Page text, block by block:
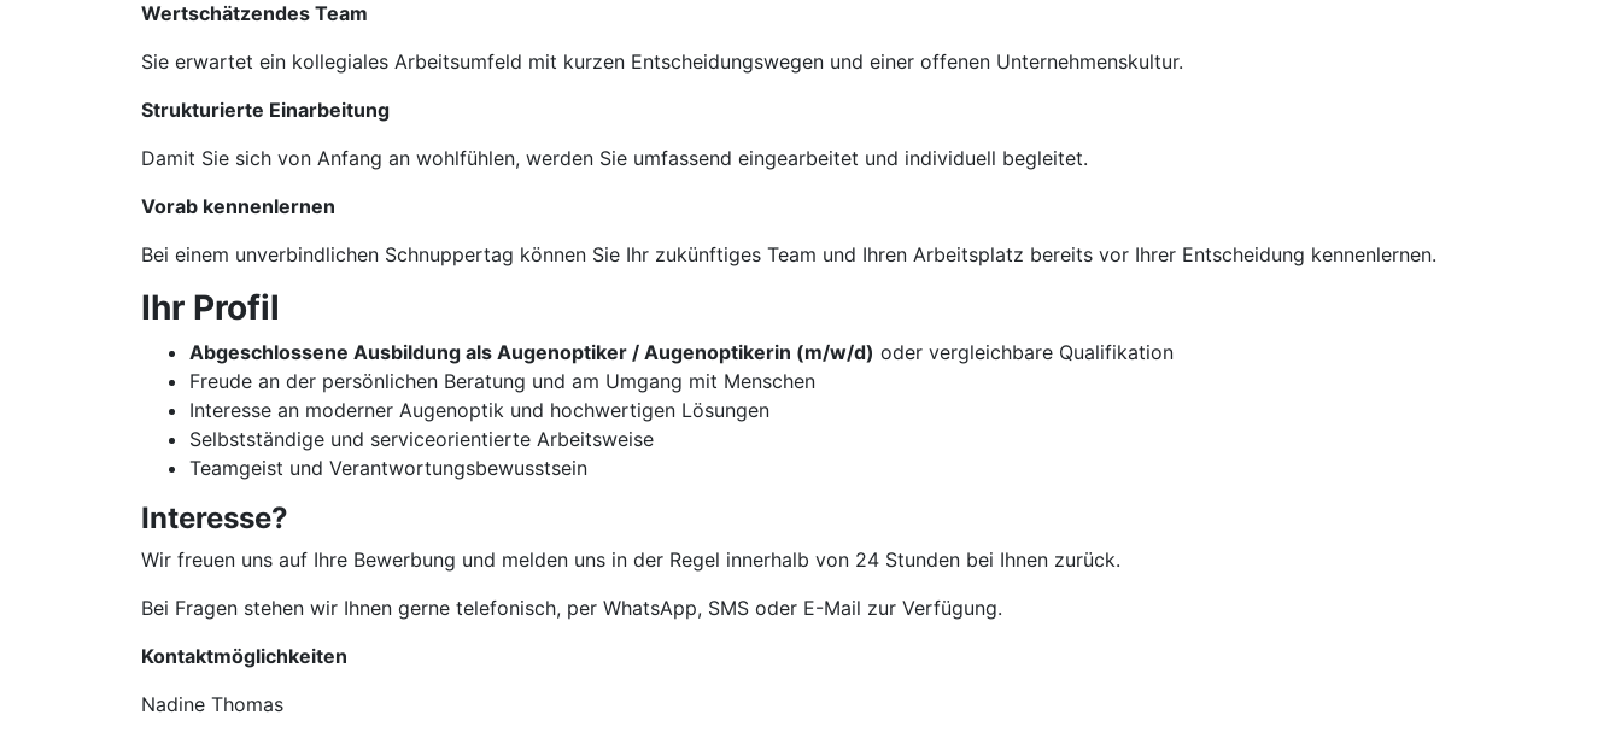
Wertschätzendes Team
Sie erwartet ein kollegiales Arbeitsumfeld mit kurzen Entscheidungswegen und einer offenen Unternehmenskultur.
Strukturierte Einarbeitung
Damit Sie sich von Anfang an wohlfühlen, werden Sie umfassend eingearbeitet und individuell begleitet.
Vorab kennenlernen
Bei einem unverbindlichen Schnuppertag können Sie Ihr zukünftiges Team und Ihren Arbeitsplatz bereits vor Ihrer Entscheidung kennenlernen.
Ihr Profil
Abgeschlossene Ausbildung als Augenoptiker / Augenoptikerin (m/w/d) oder vergleichbare Qualifikation
Freude an der persönlichen Beratung und am Umgang mit Menschen
Interesse an moderner Augenoptik und hochwertigen Lösungen
Selbstständige und serviceorientierte Arbeitsweise
Teamgeist und Verantwortungsbewusstsein
Interesse?
Wir freuen uns auf Ihre Bewerbung und melden uns in der Regel innerhalb von 24 Stunden bei Ihnen zurück.
Bei Fragen stehen wir Ihnen gerne telefonisch, per WhatsApp, SMS oder E-Mail zur Verfügung.
Kontaktmöglichkeiten
Nadine Thomas